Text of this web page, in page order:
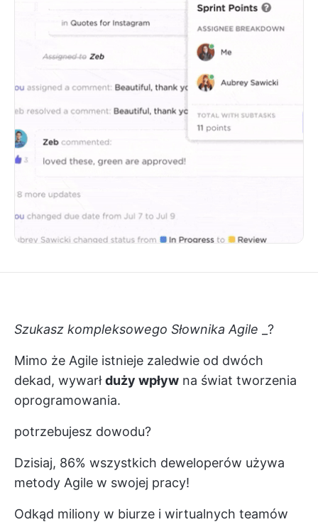
Szukasz kompleksowego Słownika Agile _?
Mimo że Agile istnieje zaledwie od dwóch
dekad, wywarłduży wpływ na świat tworzenia
oprogramowania.
potrzebujesz dowodu?
Dzisiaj, 86% wszystkich deweloperów używa
metody Agile w swojej pracy!
Odkąd miliony w biurze i wirtualnych teamów